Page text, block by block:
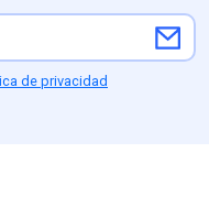
de privacidad